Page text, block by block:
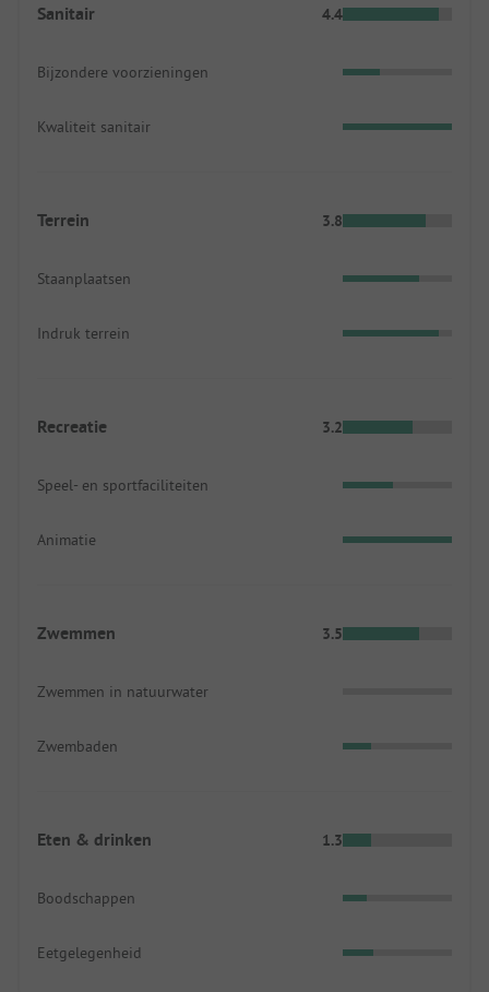
Sanitair 4.4
Bijzondere voorzieningen
Kwaliteit sanitair
Terrein 3.8
Staanplaatsen
Indruk terrein
Recreatie 3.2
Speel- en sportfaciliteiten
Animatie
Zwemmen 3.5
Zwemmen in natuurwater
Zwembaden
Eten & drinken 1.3
Boodschappen
Eetgelegenheid